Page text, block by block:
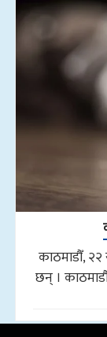
काठमाडौँ,
छन् ।